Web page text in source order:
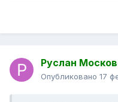
Руслан
Опубликовано 17